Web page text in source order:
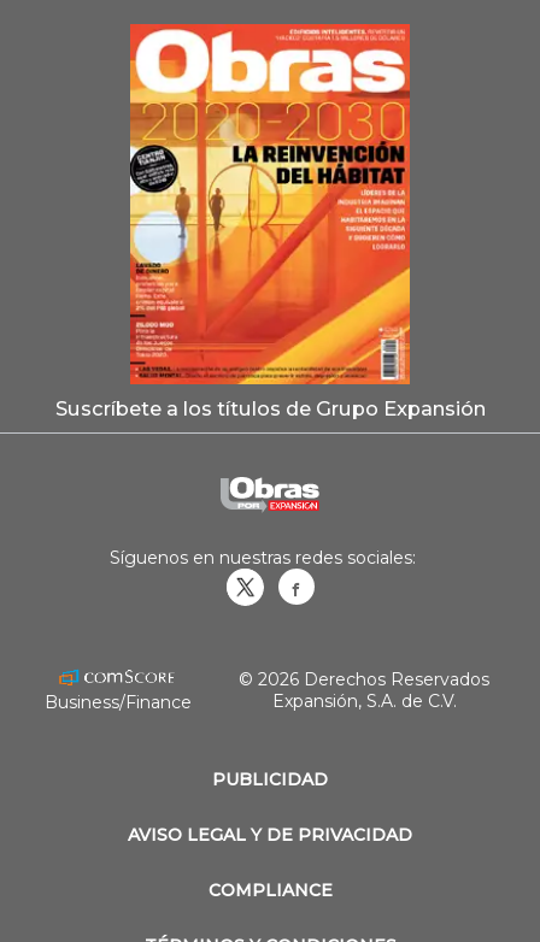
Suscríbete a los títulos de Grupo Expansión
PUBLICIDAD
AVISO LEGAL Y DE PRIVACIDAD
COMPLIANCE
Síguenos en nuestras redes sociales:
Business/Finance
© 2026 Derechos Reservados
Expansión, S.A. de C.V.